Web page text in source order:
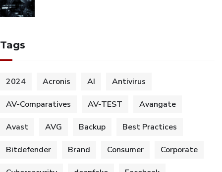
Tags
2024 Acronis AI Antivirus
AV-Comparatives AV-TEST Avangate
Avast AVG Backup Best Practices
Bitdefender Brand Consumer Corporate